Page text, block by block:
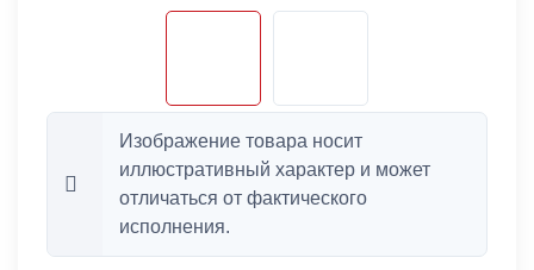
Изображение товара носит
иллюстративный характер и может
отличаться от фактического
исполнения.